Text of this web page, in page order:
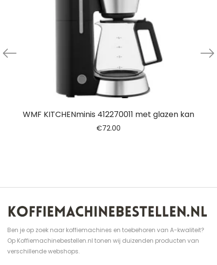
WMF KITCHENminis 412270011 met glazen kan
€72.00
Ben je op zoek naar koffiemachines en toebehoren van A-kwaliteit?
Op Koffiemachinebestellen.nl tonen wij duizenden producten van
verschillende webshops.